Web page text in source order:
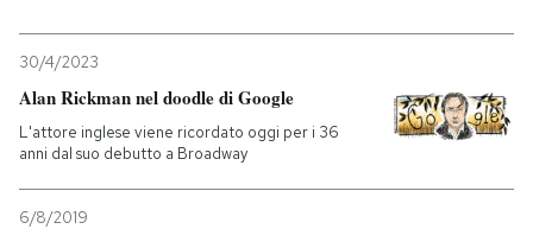
NEWSLETTER
30/4/2023
Alan Rickman nel doodle di Google
L'attore inglese viene ricordato oggi per i 36
anni dal suo debutto a Broadway
6/8/2019